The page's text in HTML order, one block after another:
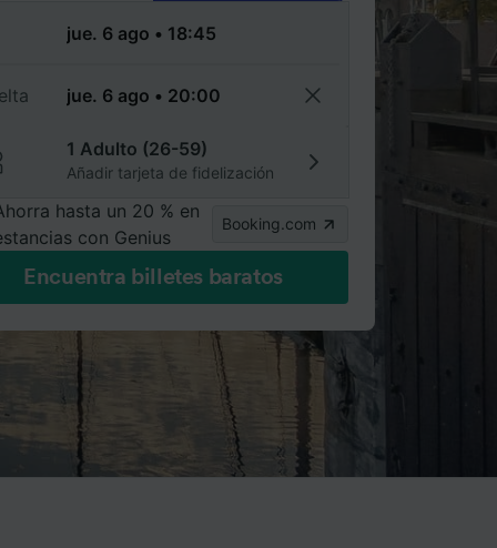
1 Adulto (26-59)
Añadir tarjeta de fidelización
hasta un 20 % en
con Genius
Booking.com
Encuentra billetes baratos